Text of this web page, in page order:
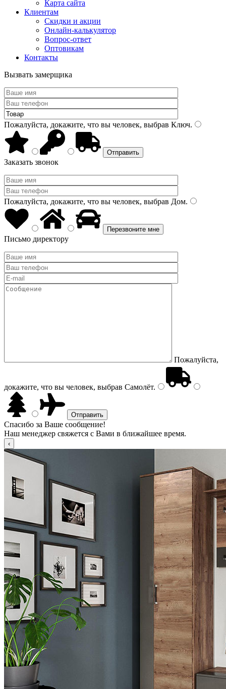
Карта сайта
Клиентам
Скидки и акции
Онлайн-калькулятор
Вопрос-ответ
Оптовикам
Контакты
Вызвать замерщика
Пожалуйста, докажите, что вы человек, выбрав Ключ.
Заказать звонок
Пожалуйста, докажите, что вы человек, выбрав Дом.
Письмо директору
Пожалуйста,
докажите, что вы человек, выбрав Самолёт.
Спасибо за Ваше сообщение!
Наш менеджер свяжется с Вами в ближайшее время.